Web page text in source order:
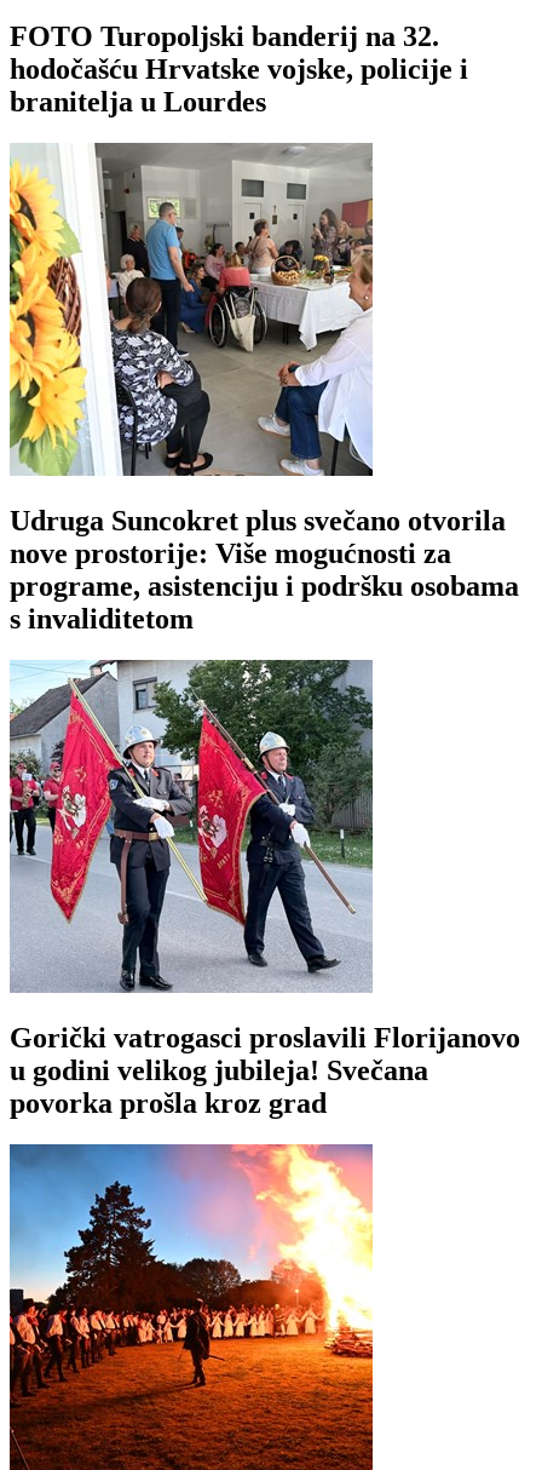
FOTO Turopoljski banderij na 32.
hodočašću Hrvatske vojske, policije i
branitelja u Lourdes
Udruga Suncokret plus svečano otvorila
nove prostorije: Više mogućnosti za
programe, asistenciju i podršku osobama
s invaliditetom
Gorički vatrogasci proslavili Florijanovo
u godini velikog jubileja! Svečana
povorka prošla kroz grad